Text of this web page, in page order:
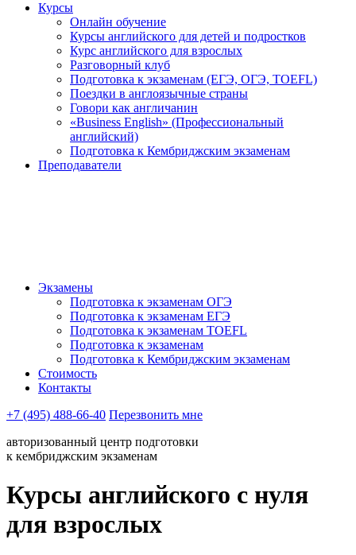
Курсы
Онлайн обучение
Курсы английского для детей и подростков
Курс английского для взрослых
Разговорный клуб
Подготовка к экзаменам (ЕГЭ, ОГЭ, TOEFL)
Поездки в англоязычные страны
Говори как англичанин
«Business English» (Профессиональный
английский)
Подготовка к Кембриджским экзаменам
Преподаватели
Экзамены
Подготовка к экзаменам ОГЭ
Подготовка к экзаменам ЕГЭ
Подготовка к экзаменам TOEFL
Подготовка к экзаменам
Подготовка к Кембриджским экзаменам
Стоимость
Контакты
+7 (495) 488-66-40 Перезвонить мне
авторизованный центр подготовки
к кембриджским экзаменам
Курсы английского с нуля
для взрослых